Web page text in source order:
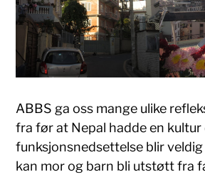
ABBS ga oss mange ulike
fra før at Nepal hadde en kultur
funksjonsnedsettelse blir
kan mor og barn bli utstøtt fra